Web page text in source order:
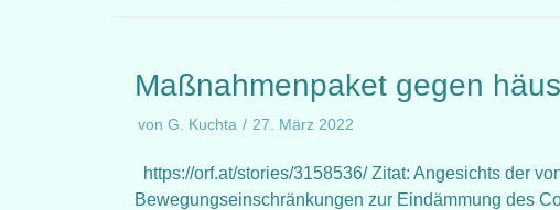
Maßnahmenpaket gegen
von G. Kuchta 27. März 2022
https://orf.at/stories/3158536/ Zitat: Angesichts der
Bewegungseinschränkungen zur Eindämmung des